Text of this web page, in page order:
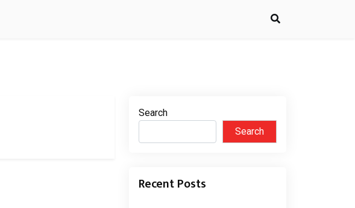
Search
Search
Recent Posts